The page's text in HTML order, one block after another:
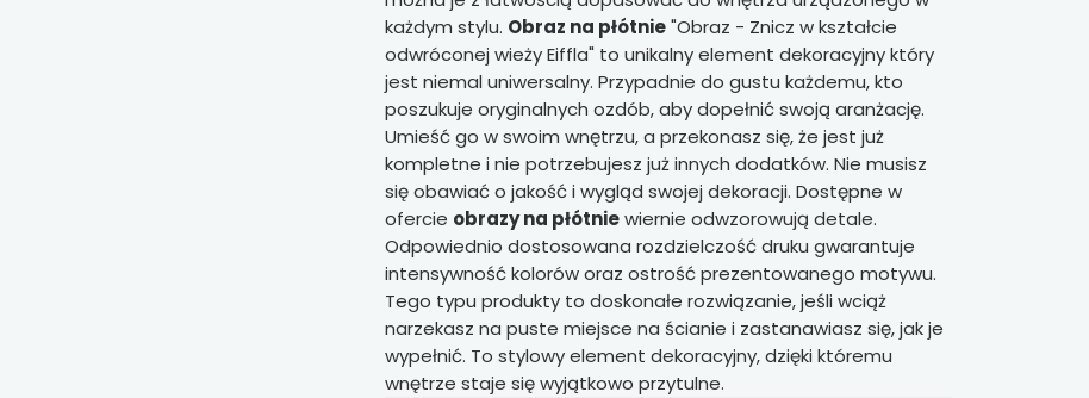
każdym stylu. Obraz na płótnie"Obraz - Znicz w kształcie
odwróconej wieży Eiffla" to unikalny element dekoracyjny który
jest niemal uniwersalny. Przypadnie do gustu każdemu, kto
poszukuje oryginalnych ozdób, aby dopełnić swoją aranżację.
Umieść go w swoim wnętrzu, a przekonasz się, że jest już
kompletne i nie potrzebujesz już innych dodatków. Nie musisz
się obawiać o jakość i wygląd swojej dekoracji. Dostępne w
ofercie obrazy na płótniewiernie odwzorowują detale.
Odpowiednio dostosowana rozdzielczość druku gwarantuje
intensywność kolorów oraz ostrość prezentowanego motywu.
Tego typu produkty to doskonałe rozwiązanie, jeśli wciąż
narzekasz na puste miejsce na ścianie i zastanawiasz się, jak je
wypełnić. To stylowy element dekoracyjny, dzięki któremu
wnętrze staje się wyjątkowo przytulne.